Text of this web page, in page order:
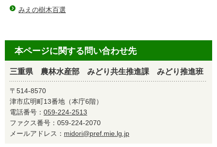
みえの樹木百選
本ページに関する問い合わせ先
三重県 農林水産部 みどり共生推進課 みどり推進班
〒514-8570
津市広明町13番地（本庁6階）
電話番号： 059-224-2513
ファクス番号：059-224-2070
メールアドレス： midori@pref.mie.lg.jp